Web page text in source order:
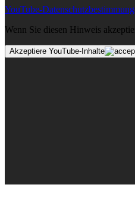
YouTube-
Wenn Sie diesen Hinweis
Akzeptiere YouTube-Inhalte